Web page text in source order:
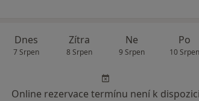
Dnes
7 Srpen
Zítra
8 Srpen
Ne
9 Srpen
Po
10 Srpen
Online rezervace termínu není k dispozici